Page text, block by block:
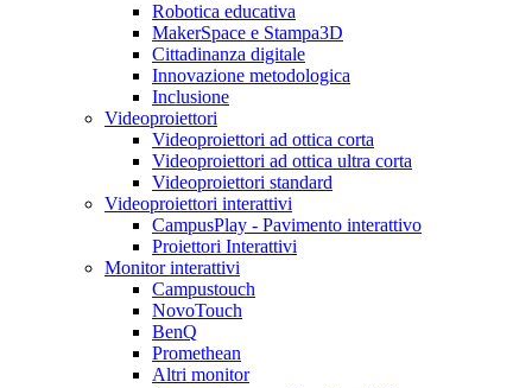
Robotica educativa
MakerSpace e Stampa3D
Cittadinanza digitale
Innovazione metodologica
Inclusione
Videoproiettori
Videoproiettori ad ottica corta
Videoproiettori ad ottica ultra corta
Videoproiettori standard
Videoproiettori interattivi
CampusPlay - Pavimento interattivo
Proiettori Interattivi
Monitor interattivi
Campustouch
NovoTouch
BenQ
Promethean
Altri monitor